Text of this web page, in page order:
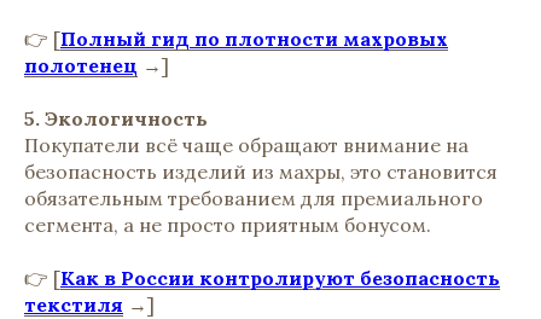
👉 [Полный гид по плотности махровых
полотенец →]
5. Экологичность
Покупатели всё чаще обращают внимание на
безопасность изделий из махры, это становится
обязательным требованием для премиального
сегмента, а не просто приятным бонусом.
👉 [Как в России контролируют безопасность
текстиля →]